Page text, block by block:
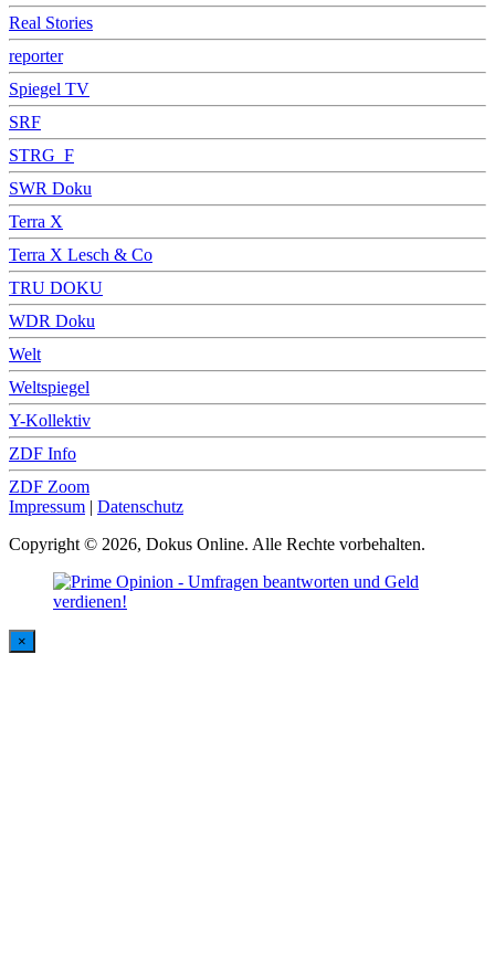
Real Stories
reporter
Spiegel TV
SRF
STRG_F
SWR Doku
Terra X
Terra X Lesch & Co
TRU DOKU
WDR Doku
Welt
Weltspiegel
Y-Kollektiv
ZDF Info
ZDF Zoom
Impressum | Datenschutz
Copyright © 2026, Dokus Online. Alle Rechte vorbehalten.
×